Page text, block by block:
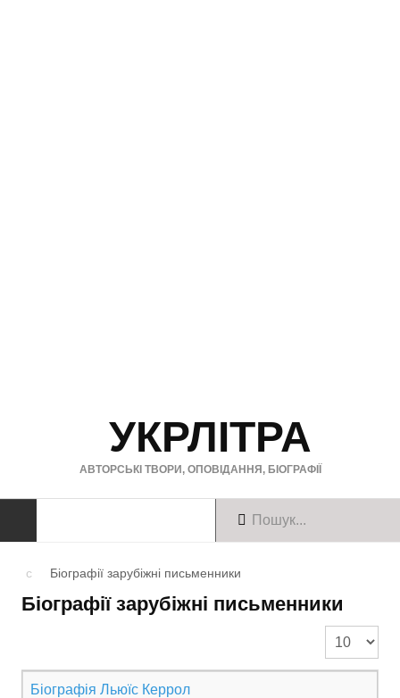
УКРЛІТРА
АВТОРСЬКІ ТВОРИ, ОПОВІДАННЯ, БІОГРАФІЇ
Твори українською
Біографії зарубіжні письменники
Біографії зарубіжні письменники
Біографія Льюїс Керрол